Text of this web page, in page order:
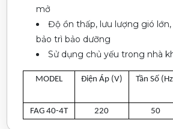
mở
Độ ồn thấp, lưu lượng gió lớn,
bảo trì bảo dưỡng
Sử dụng chủ yếu trong nhà
MODEL Điện Áp (V) Tần Số
FAG 40-4T 220 50